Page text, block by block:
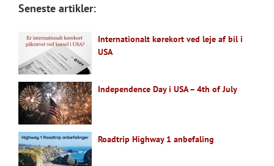
Seneste artikler:
Internationalt kørekort ved leje af bil i
USA
Independence Day i USA – 4th of July
Roadtrip Highway 1 anbefaling